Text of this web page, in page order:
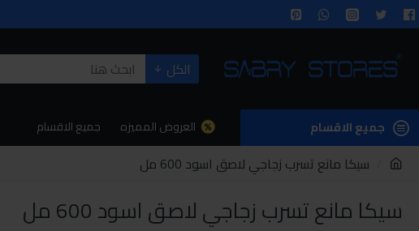
الكل
جميع الاقسام العروض المميزه جميع الاقسام
سيكا مانع تسرب زجاجي لاصق اسود 600 مل
سيكا مانع تسرب زجاجي لاصق اسود 600 مل